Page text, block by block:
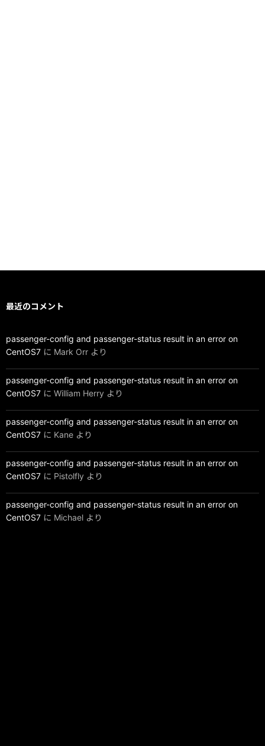
最近のコメント
passenger-config and passenger-status result in an error on
CentOS7 に Mark Orr より
passenger-config and passenger-status result in an error on
CentOS7 に William Herry より
passenger-config and passenger-status result in an error on
CentOS7 に Kane より
passenger-config and passenger-status result in an error on
CentOS7 に Pistolfly より
passenger-config and passenger-status result in an error on
CentOS7 に Michael より